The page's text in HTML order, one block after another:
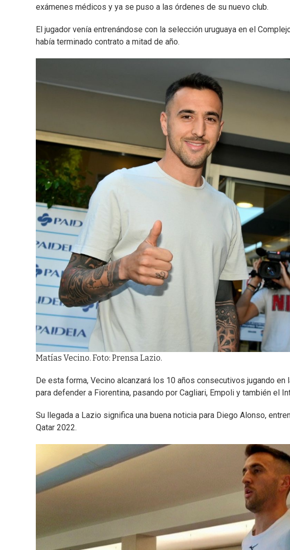
exámenes médicos y ya se puso a las órdenes de su nuevo club.
El jugador venía entrenándose con la selección uruguaya en el
había terminado contrato a mitad de año.
Matías Vecino. Foto: Prensa Lazio.
De esta forma, Vecino alcanzará los 10 años consecutivos jugando
para defender a Fiorentina, pasando por Cagliari, Empoli y también el
Su llegada a Lazio significa una buena noticia para Diego Alonso,
Qatar 2022.